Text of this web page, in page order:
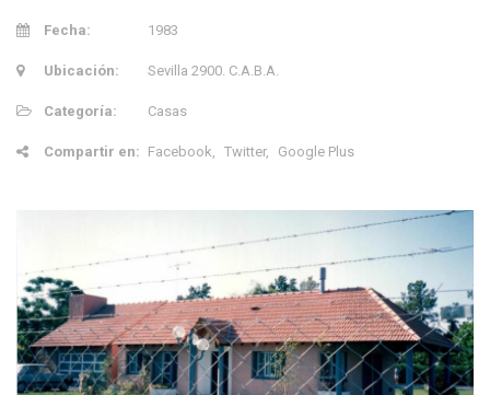
Fecha: 1983
Ubicación: Sevilla 2900. C.A.B.A.
Categoría: Casas
Compartir en: Facebook Twitter Google Plus